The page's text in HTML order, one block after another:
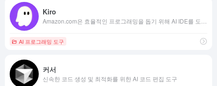
Kiro
AI 프로그래밍 도구
커서
신속한 코드 생성 및 최적화를 위한 AI 코드 편집 도구